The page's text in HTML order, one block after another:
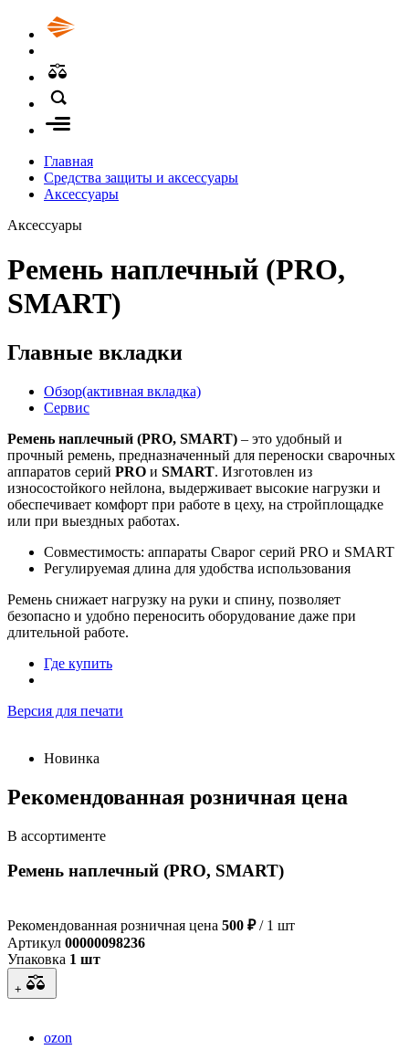
Главная
Средства защиты и аксессуары
Аксессуары
Аксессуары
Ремень наплечный (PRO,
SMART)
Главные вкладки
Обзор(активная вкладка)
Сервис
Ремень наплечный (PRO, SMART) – это удобный и
прочный ремень, предназначенный для переноски сварочных
аппаратов серий PRO и SMART. Изготовлен из
износостойкого нейлона, выдерживает высокие нагрузки и
обеспечивает комфорт при работе в цеху, на стройплощадке
или при выездных работах.
Совместимость: аппараты Сварог серий PRO и SMART
Регулируемая длина для удобства использования
Ремень снижает нагрузку на руки и спину, позволяет
безопасно и удобно переносить оборудование даже при
длительной работе.
Где купить
Версия для печати
Новинка
Рекомендованная розничная цена
В ассортименте
Ремень наплечный (PRO, SMART)
Рекомендованная розничная цена 500 ₽/ 1 шт
Артикул 00000098236
Упаковка 1 шт
+
ozon